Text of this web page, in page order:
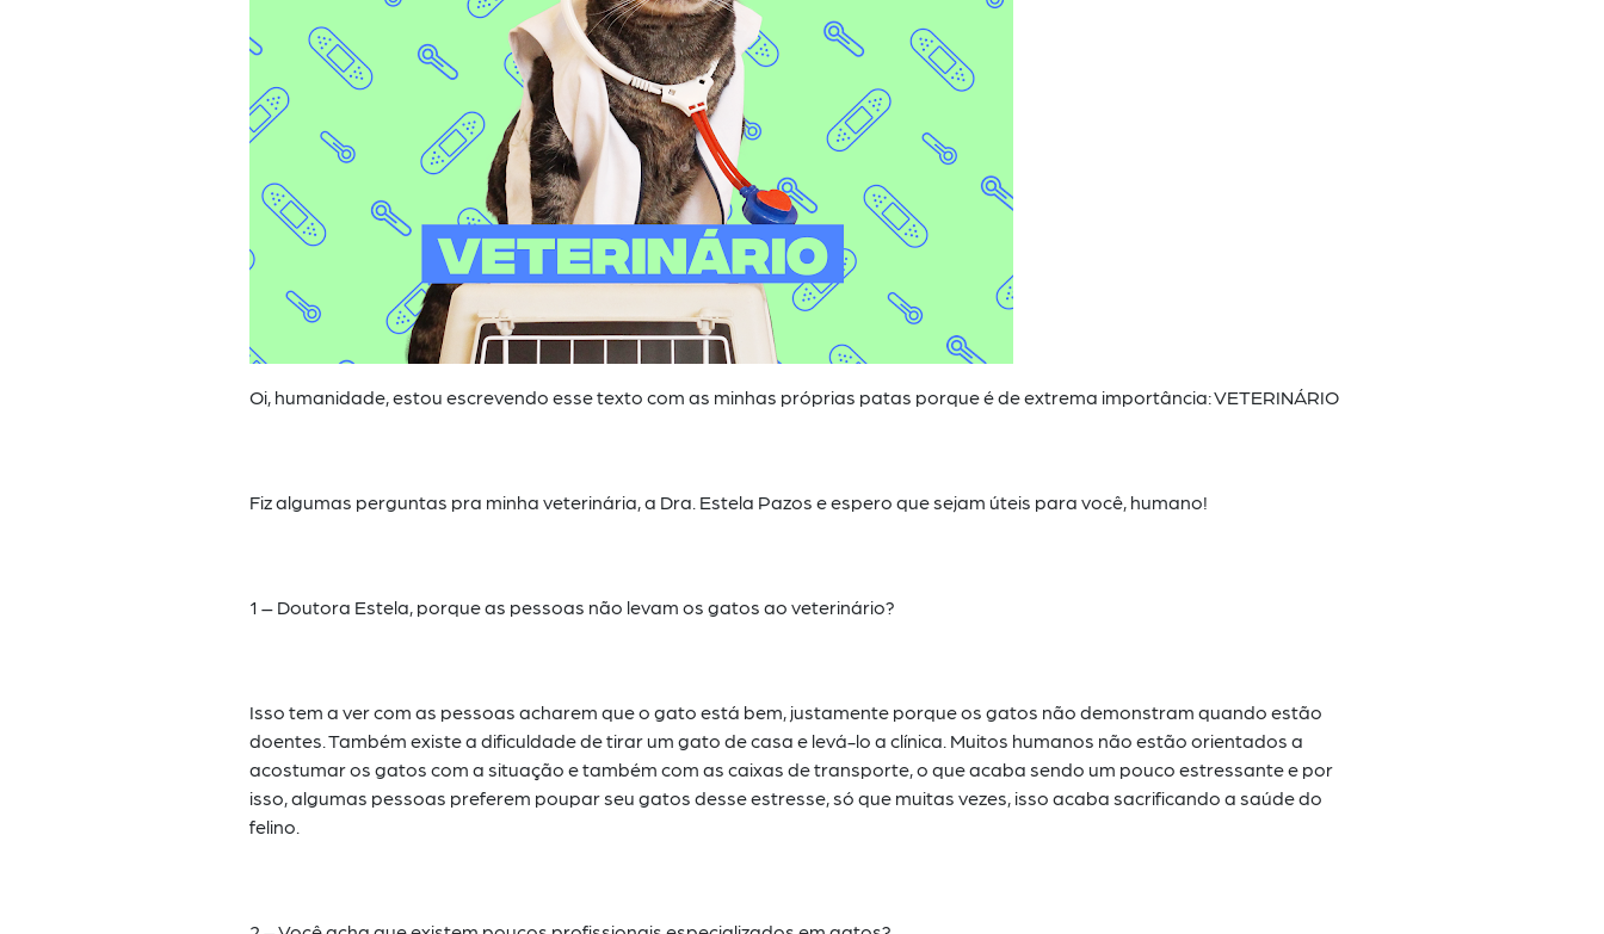
Oi, humanidade, estou escrevendo esse texto com as minhas próprias patas porque é de extrema importância: VETERINÁRIO
Fiz algumas perguntas pra minha veterinária, a Dra. Estela Pazos e espero que sejam úteis para você, humano!
1 – Doutora Estela, porque as pessoas não levam os gatos ao veterinário?
Isso tem a ver com as pessoas acharem que o gato está bem, justamente porque os gatos não demonstram quando estão
doentes. Também existe a dificuldade de tirar um gato de casa e levá-lo a clínica. Muitos humanos não estão orientados a
acostumar os gatos com a situação e também com as caixas de transporte, o que acaba sendo um pouco estressante e por
isso, algumas pessoas preferem poupar seu gatos desse estresse, só que muitas vezes, isso acaba sacrificando a saúde do
felino.